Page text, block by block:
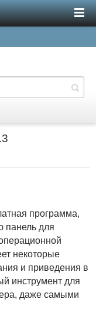
программа,
панель для
некоторые
и приведения в
инструмент для
даже самыми